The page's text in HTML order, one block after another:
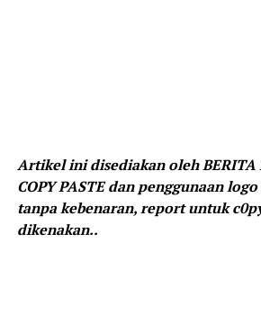
Artikel ini disediakan oleh BERITA
COPY PASTE dan penggunaan
tanpa kebenaran, report untuk
dikenakan..